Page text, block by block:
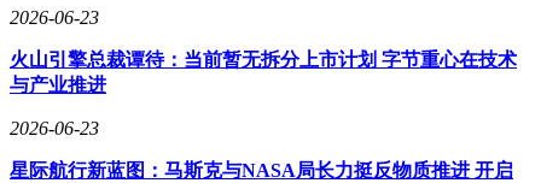
2026-06-23
火山引擎总裁谭待：当前暂无拆分上市计划 字节重心在技术
与产业推进
2026-06-23
星际航行新蓝图：马斯克与NASA局长力挺反物质推进 开启